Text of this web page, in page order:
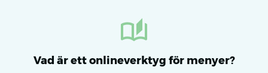
Vad är ett onlineverktyg för menyer?